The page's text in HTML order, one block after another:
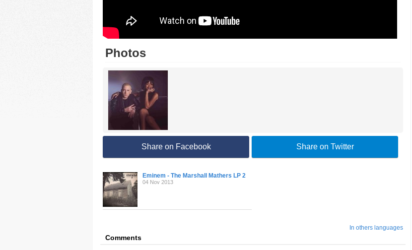
Photos
Share on Facebook Share on Twitter
Eminem - The Marshall Mathers LP 2
04 Nov 2013
In others languages
Comments